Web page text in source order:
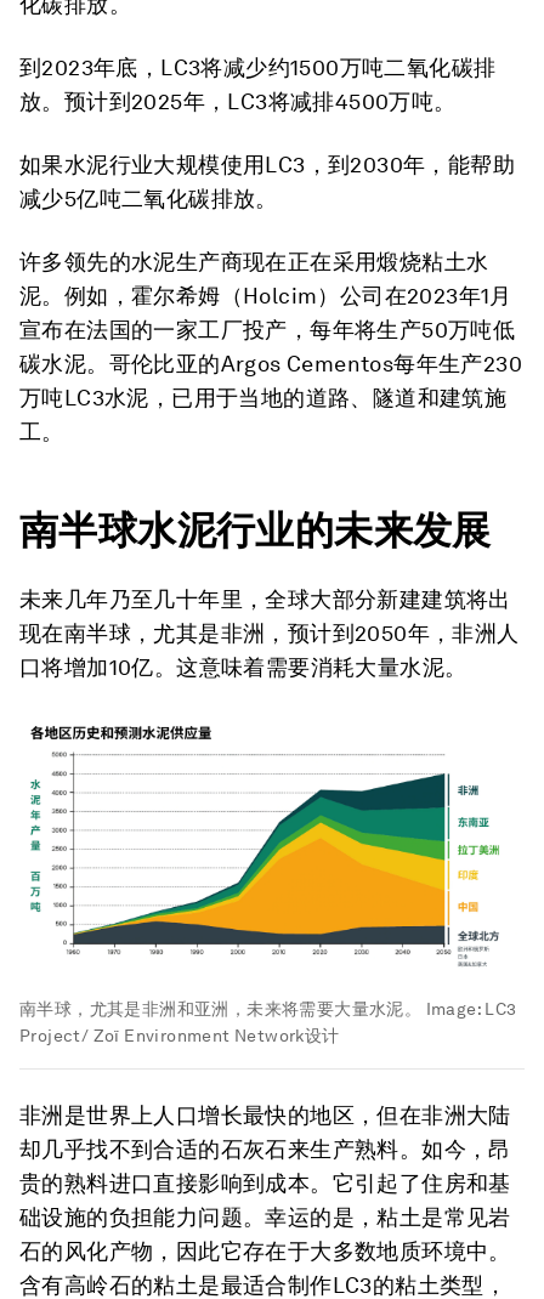
到2023年底，LC3将减少约1500万吨二氧化碳排
放。预计到2025年，LC3将减排4500万吨。
如果水泥行业大规模使用LC3，到2030年，能帮助
减少5亿吨二氧化碳排放。
许多领先的水泥生产商现在正在采用煅烧粘土水
泥。例如，霍尔希姆（Holcim）公司在2023年1月
宣布在法国的一家工厂投产，每年将生产50万吨低
碳水泥。哥伦比亚的Argos Cementos每年生产230
万吨LC3水泥，已用于当地的道路、隧道和建筑施
工。
南半球水泥行业的未来发展
未来几年乃至几十年里，全球大部分新建建筑将出
现在南半球，尤其是非洲，预计到2050年，非洲人
口将增加10亿。这意味着需要消耗大量水泥。
南半球，尤其是非洲和亚洲，未来将需要大量水泥。 Image: LC3
Project/ Zoï Environment Network设计
非洲是世界上人口增长最快的地区，但在非洲大陆
却几乎找不到合适的石灰石来生产熟料。如今，昂
贵的熟料进口直接影响到成本。它引起了住房和基
础设施的负担能力问题。幸运的是，粘土是常见岩
石的风化产物，因此它存在于大多数地质环境中。
含有高岭石的粘土是最适合制作LC3的粘土类型，